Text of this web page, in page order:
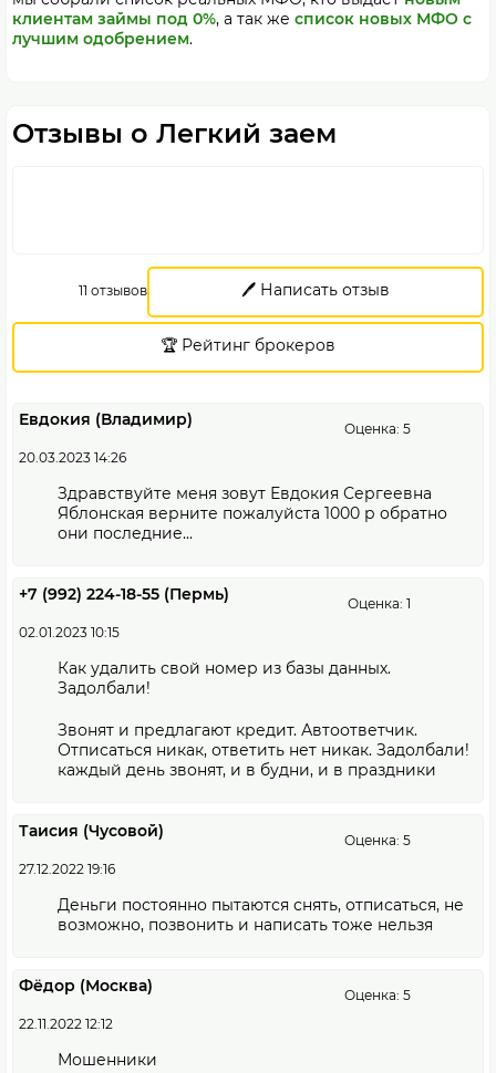
клиентам займы под 0%, а так же список новых МФО с
лучшим одобрением.
Отзывы о Легкий заем
11 отзывов 🖊️ Написать отзыв
🏆 Рейтинг брокеров
Евдокия (Владимир)
Оценка: 5
20.03.2023 14:26
Здравствуйте меня зовут Евдокия Сергеевна
Яблонская верните пожалуйста 1000 р обратно
они последние...
+7 (992) 224-18-55 (Пермь)
Оценка: 1
02.01.2023 10:15
Как удалить свой номер из базы данных.
Задолбали!
Звонят и предлагают кредит. Автоответчик.
Отписаться никак, ответить нет никак. Задолбали!
каждый день звонят, и в будни, и в праздники
Таисия (Чусовой)
Оценка: 5
27.12.2022 19:16
Деньги постоянно пытаются снять, отписаться, не
возможно, позвонить и написать тоже нельзя
Фёдор (Москва)
Оценка: 5
22.11.2022 12:12
Мошенники